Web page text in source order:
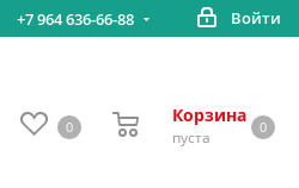
+7 964 636-66-88 Войти
0
Корзина
пуста
0